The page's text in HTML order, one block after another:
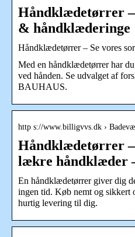
Håndklædetørrer
& håndklæderinge
Håndklædetørrer – Se vores
Med en håndklædetørrer har
ved hånden. Se udvalget af
BAUHAUS.
http s://www.billigvvs.dk ›
Håndklædetørrer
lækre håndklæder
En håndklædetørrer giver dig
ingen tid. Køb nemt og sikkert
hurtig levering til dig.